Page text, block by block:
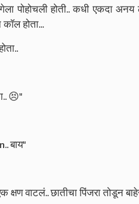
पोहोचली होती.. कधी एकदा
होता...
😣"
बाय"
वाटलं.. छातीचा पिंजरा तोडून